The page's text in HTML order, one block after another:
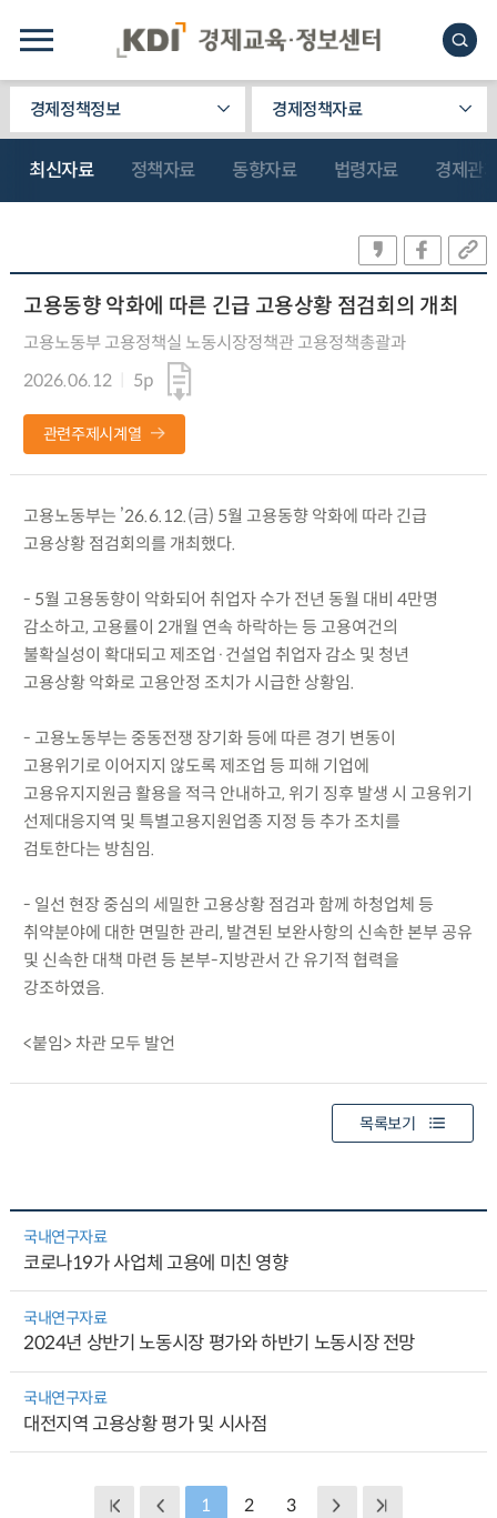
경제정책정보 경제정책자료
최신자료 정책자료 동향자료 법령자료 경제관
고용동향 악화에 따른 긴급 고용상황 점검회의 개최
고용노동부 고용정책실 노동시장정책관 고용정책총괄과
2026.06.12
5p
관련주제시계열
고용노동부는 ’26.6.12.(금) 5월 고용동향 악화에 따라 긴급
고용상황 점검회의를 개최했다.
- 5월 고용동향이 악화되어 취업자 수가 전년 동월 대비 4만명
감소하고, 고용률이 2개월 연속 하락하는 등 고용여건의
불확실성이 확대되고 제조업·건설업 취업자 감소 및 청년
고용상황 악화로 고용안정 조치가 시급한 상황임.
- 고용노동부는 중동전쟁 장기화 등에 따른 경기 변동이
고용위기로 이어지지 않도록 제조업 등 피해 기업에
고용유지지원금 활용을 적극 안내하고, 위기 징후 발생 시 고용위기
선제대응지역 및 특별고용지원업종 지정 등 추가 조치를
검토한다는 방침임.
- 일선 현장 중심의 세밀한 고용상황 점검과 함께 하청업체 등
취약분야에 대한 면밀한 관리, 발견된 보완사항의 신속한 본부 공유
및 신속한 대책 마련 등 본부-지방관서 간 유기적 협력을
강조하였음.
<붙임> 차관 모두 발언
목록보기
국내연구자료
코로나19가 사업체 고용에 미친 영향
국내연구자료
2024년 상반기 노동시장 평가와 하반기 노동시장 전망
국내연구자료
대전지역 고용상황 평가 및 시사점
1 2 3